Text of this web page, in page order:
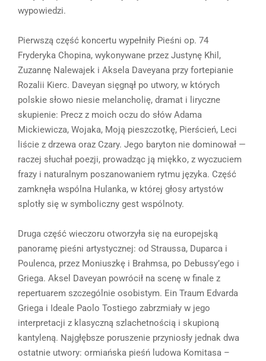
wypowiedzi.
Pierwszą część koncertu wypełniły Pieśni op. 74
Fryderyka Chopina, wykonywane przez Justynę Khil,
Zuzannę Nalewajek i Aksela Daveyana przy fortepianie
Rozalii Kierc. Daveyan sięgnął po utwory, w których
polskie słowo niesie melancholię, dramat i liryczne
skupienie: Precz z moich oczu do słów Adama
Mickiewicza, Wojaka, Moją pieszczotkę, Pierścień, Leci
liście z drzewa oraz Czary. Jego baryton nie dominował —
raczej słuchał poezji, prowadząc ją miękko, z wyczuciem
frazy i naturalnym poszanowaniem rytmu języka. Część
zamknęła wspólna Hulanka, w której głosy artystów
splotły się w symboliczny gest wspólnoty.
Druga część wieczoru otworzyła się na europejską
panoramę pieśni artystycznej: od Straussa, Duparca i
Poulenca, przez Moniuszkę i Brahmsa, po Debussy’ego i
Griega. Aksel Daveyan powrócił na scenę w finale z
repertuarem szczególnie osobistym. Ein Traum Edvarda
Griega i Ideale Paolo Tostiego zabrzmiały w jego
interpretacji z klasyczną szlachetnością i skupioną
kantyleną. Najgłębsze poruszenie przyniosły jednak dwa
ostatnie utwory: ormiańska pieśń ludowa Komitasa –